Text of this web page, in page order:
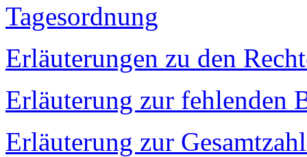
Tagesordnung
Erläuterungen zu den
Erläuterung zur fehlenden
Erläuterung zur